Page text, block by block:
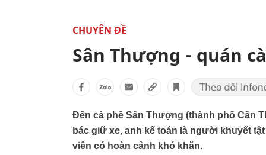
CHUYÊN ĐỀ
Sân Thượng - quán
Đến cà phê Sân Thượng (thành phố Cần
bác giữ xe, anh kế toán là người khuyết
viên có hoàn cảnh khó khăn.